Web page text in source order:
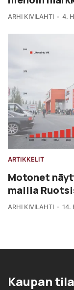
ARHI KIVILAHTI 4.
ARTIKKELIT
Motonet
mallia
ARHI KIVILAHTI 14.
Kaupan tila